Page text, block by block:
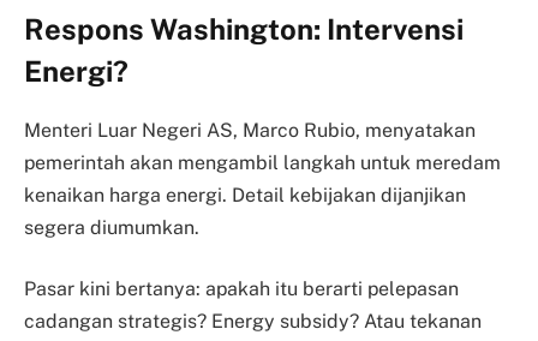
Respons Washington: Intervensi
Energi?
Menteri Luar Negeri AS, Marco Rubio, menyatakan
pemerintah akan mengambil langkah untuk meredam
kenaikan harga energi. Detail kebijakan dijanjikan
segera diumumkan.
Pasar kini bertanya: apakah itu berarti pelepasan
cadangan strategis? Energy subsidy? Atau tekanan